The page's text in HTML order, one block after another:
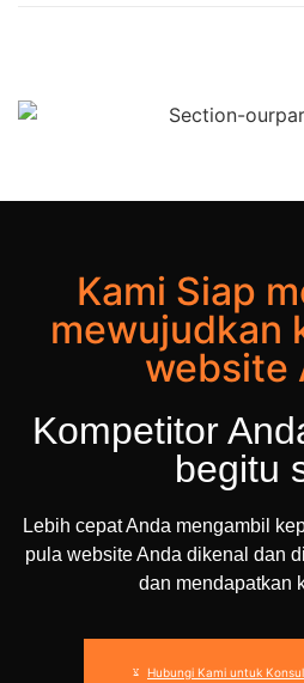
Kami Siap
mewujudkan
website
Kompetitor
begitu
Lebih cepat Anda mengambil
pula website Anda dikenal dan
dan mendapatkan
Hubungi Kami untuk